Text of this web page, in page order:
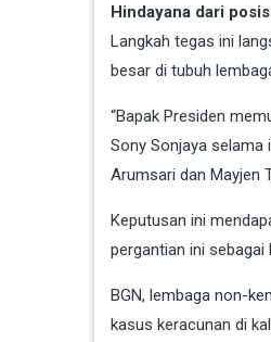
Hindayana dari
Langkah tegas ini
besar di tubuh
“Bapak Presiden
Sony Sonjaya selama
Arumsari dan Mayjen
Keputusan ini
pergantian ini
BGN, lembaga non-
kasus keracunan di